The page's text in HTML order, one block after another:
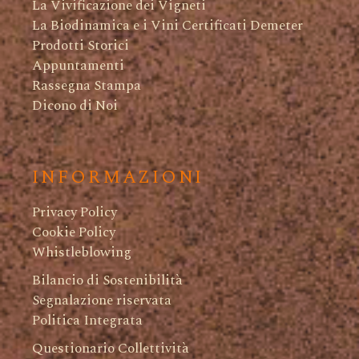
La Vivificazione dei Vigneti
La Biodinamica e i Vini Certificati Demeter
Prodotti Storici
Appuntamenti
Rassegna Stampa
Dicono di Noi
INFORMAZIONI
Privacy Policy
Cookie Policy
Whistleblowing
Bilancio di Sostenibilità
Segnalazione riservata
Politica Integrata
Questionario Collettività